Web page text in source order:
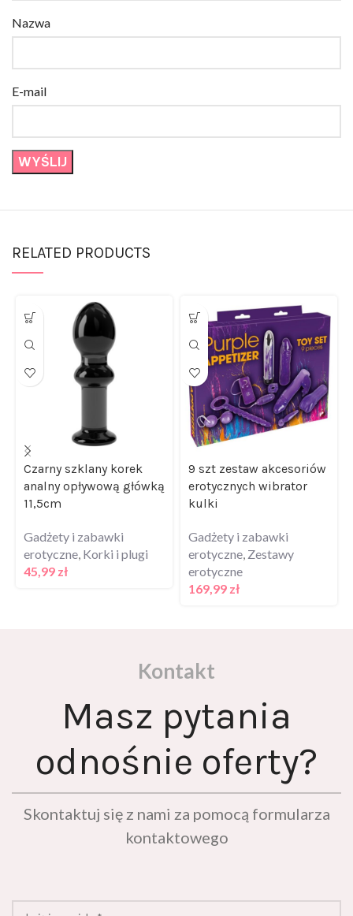
Nazwa
E-mail
RELATED PRODUCTS
Czarny szklany korek
analny opływową główką
11,5cm
Gadżety i zabawki
erotyczne Korki i plugi
45,99 zł
9 szt zestaw akcesoriów
erotycznych wibrator
kulki
Gadżety i zabawki
erotyczne Zestawy
erotyczne
169,99 zł
Kontakt
Masz pytania
odnośnie oferty?
Skontaktuj się z nami za pomocą formularza
kontaktowego